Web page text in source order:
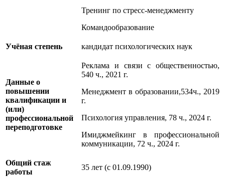
Тренинг по стресс-менеджменту
Командообразование
Учёная степень кандидат психологических наук
Данные о
повышении
квалификации и
(или)
профессиональной
переподготовке
Реклама и связи с общественностью,
540 ч., 2021 г.
Менеджмент в образовании,534ч., 2019
г.
Психология управления, 78 ч., 2024 г.
Имиджмейкинг в профессиональной
коммуникации, 72 ч., 2024 г.
Общий стаж
работы
35 лет (c 01.09.1990)